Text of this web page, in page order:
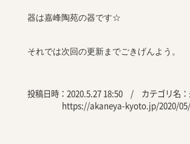
器は嘉峰陶苑の器です☆
それでは次回の更新までごきげんよう。
投稿日時：2020.5.27 18:50 / カテゴリ名：
https://akaneya-kyoto.jp/2020/